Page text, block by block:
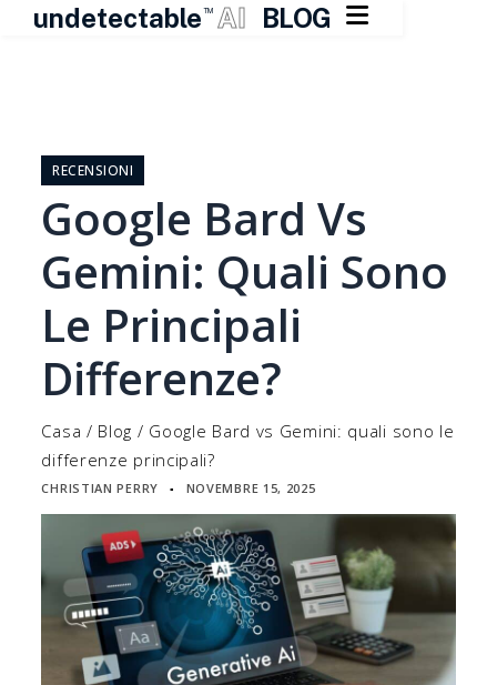
undetectable TM AI BLOG 
contenuto
RECENSIONI
Google Bard Vs
Gemini: Quali Sono
Le Principali
Differenze?
Casa / Blog / Google Bard vs Gemini: quali sono le
differenze principali?
CHRISTIAN PERRY ▪ NOVEMBRE 15, 2025